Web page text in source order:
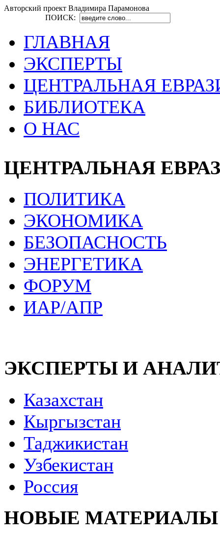
Авторский проект Владимира Парамонова
ПОИСК:
ГЛАВНАЯ
ЭКСПЕРТЫ
ЦЕНТРАЛЬНАЯ
БИБЛИОТЕКА
О НАС
ЦЕНТРАЛЬНАЯ
ПОЛИТИКА
ЭКОНОМИКА
БЕЗОПАСНОСТЬ
ЭНЕРГЕТИКА
ФОРУМ
ИАР/АПР
ЭКСПЕРТЫ И
Казахстан
Кыргызстан
Таджикистан
Узбекистан
Россия
НОВЫЕ МАТЕРИАЛЫ